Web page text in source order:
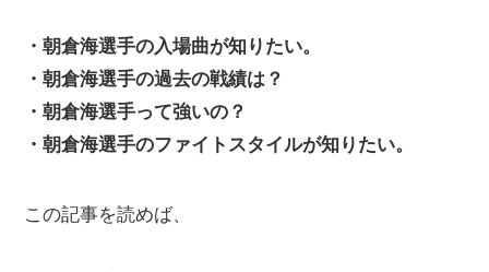
・朝倉海選手の入場曲が知りたい。
・朝倉海選手の過去の戦績は？
・朝倉海選手って強いの？
・朝倉海選手のファイトスタイルが知りたい。
この記事を読めば、